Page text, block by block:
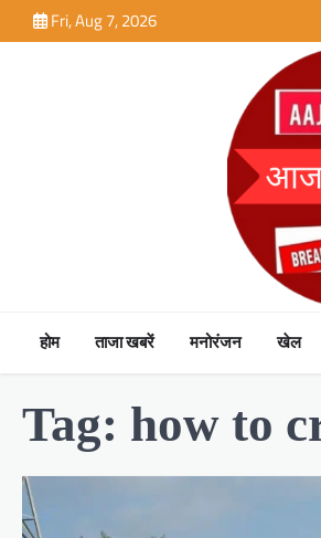
to
Fri, Aug 7, 2026
होम ताजा खबरें मनोरंजन खेल
Tag: how to